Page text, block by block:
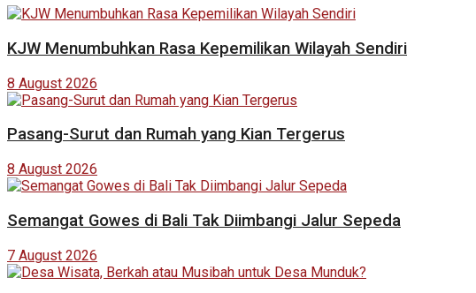
KJW Menumbuhkan Rasa Kepemilikan Wilayah Sendiri
8 August 2026
Pasang-Surut dan Rumah yang Kian Tergerus
8 August 2026
Semangat Gowes di Bali Tak Diimbangi Jalur Sepeda
7 August 2026